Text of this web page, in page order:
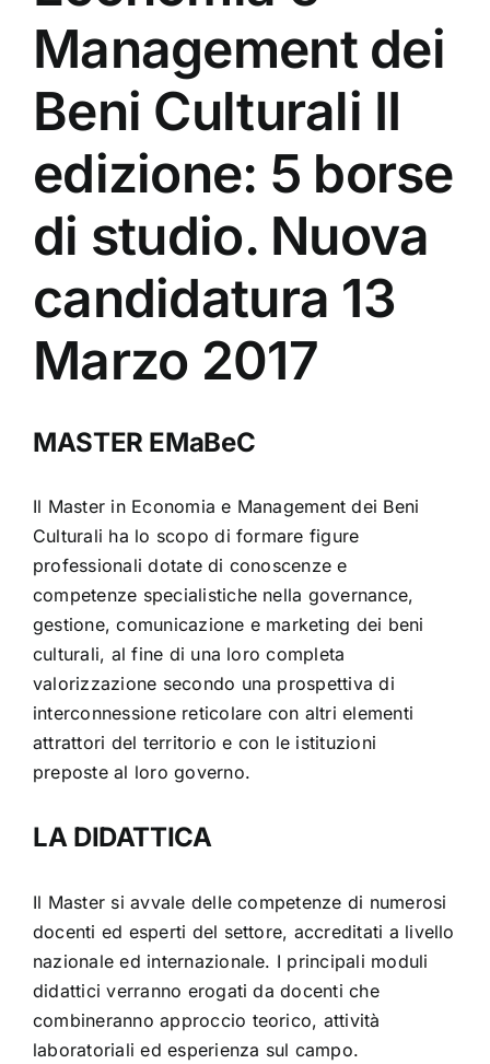
Management dei
Beni Culturali II
edizione: 5 borse
di studio. Nuova
candidatura 13
Marzo 2017
MASTER EMaBeC
Il Master in Economia e Management dei Beni
Culturali ha lo scopo di formare figure
professionali dotate di conoscenze e
competenze specialistiche nella governance,
gestione, comunicazione e marketing dei beni
culturali, al fine di una loro completa
valorizzazione secondo una prospettiva di
interconnessione reticolare con altri elementi
attrattori del territorio e con le istituzioni
preposte al loro governo.
LA DIDATTICA
Il Master si avvale delle competenze di numerosi
docenti ed esperti del settore, accreditati a livello
nazionale ed internazionale. I principali moduli
didattici verranno erogati da docenti che
combineranno approccio teorico, attività
laboratoriali ed esperienza sul campo.